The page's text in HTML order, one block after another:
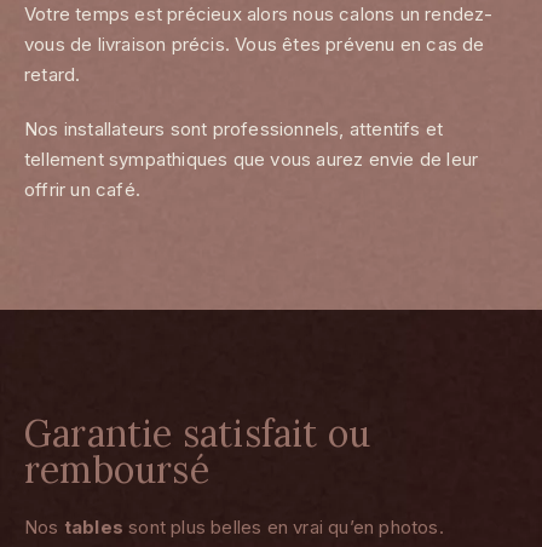
Votre temps est précieux alors nous calons un rendez-
vous de livraison précis. Vous êtes prévenu en cas de
retard.
Nos installateurs sont professionnels, attentifs et
tellement sympathiques que vous aurez envie de leur
offrir un café.
Garantie satisfait ou
remboursé
Nos tables sont plus belles en vrai qu’en photos.